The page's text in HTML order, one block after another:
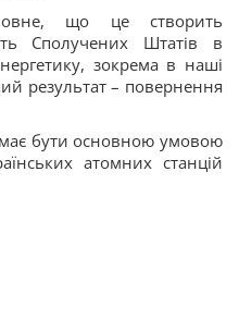
що це створить
Сполучених Штатів в
зокрема в наші
результат – повернення
бути основною умовою
атомних станцій